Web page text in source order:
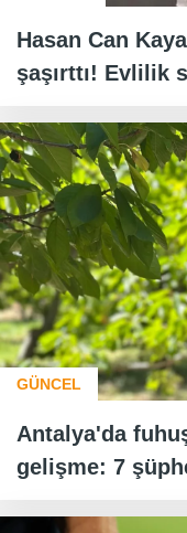
Hasan Can
şaşırttı! Evlilik
GÜNCEL
Antalya'da
gelişme: 7